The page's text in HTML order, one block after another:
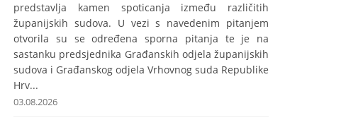
predstavlja kamen spoticanja između različitih
županijskih sudova. U vezi s navedenim pitanjem
otvorila su se određena sporna pitanja te je na
sastanku predsjednika Građanskih odjela županijskih
sudova i Građanskog odjela Vrhovnog suda Republike
Hrv...
03.08.2026